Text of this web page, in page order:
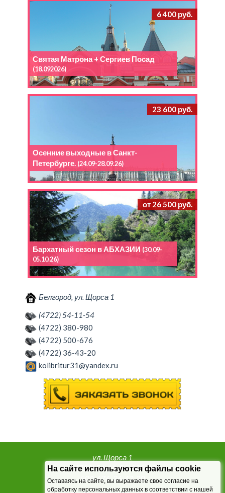
6 400 руб.
Святая Матрона + Сергиев Посад
(18.092026)
23 600 руб.
Осенние выходные в Санкт-
Петербурге. (24.09-28.09.26)
от 26 500 руб.
Бархатный сезон в АБХАЗИИ (30.09-
05.10.26)
Белгород, ул. Щорса 1
(4722) 54-11-54
(4722) 380-980
(4722) 500-676
(4722) 36-43-20
kolibritur31@yandex.ru
ул. Щорса 1
т. (4722) 54-11-54, 380-980,
500-676, 36-43-20
На сайте используются файлы cookie
Оставаясь на сайте, вы выражаете свое согласие на
обработку персональных данных в соответствии с нашей